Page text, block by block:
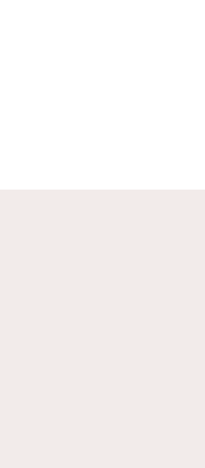
TZ - Die perfekte